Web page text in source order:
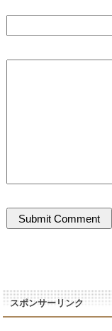
スポンサーリンク